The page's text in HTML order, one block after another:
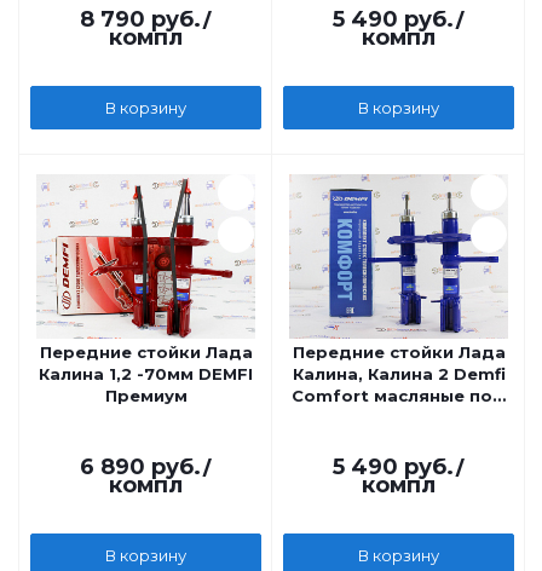
8 790 руб./
компл
В корзину
5 490 руб./
компл
В корзину
Передние стойки Лада
Калина 1,2 -70мм DEMFI
Премиум
6 890 руб./
компл
В корзину
Передние стойки Лада
Калина, Калина 2 Demfi
Comfort масляные под
5 490 руб./
компл
В корзину